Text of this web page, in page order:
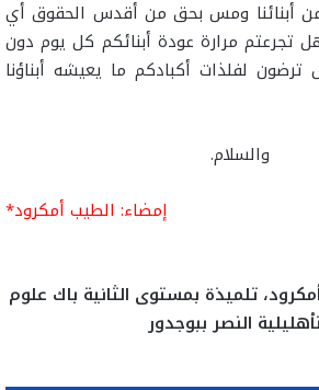
أبنائنا ومس بحق من أقدس الحقوق أي
تجرعتم مرارة عودة أبنائكم كل يوم دون
لفلذات أكبادكم ما يعيشه أبناؤنا
والسلام.
إمضاء: الطيب أمكرود*
تلميذة بمستوى الثانية باك علوم
النصر ببوجدور